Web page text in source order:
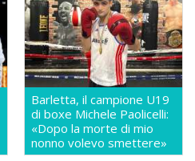
Barletta, il campione U19
di boxe Michele Paolicelli:
«Dopo la morte di mio
nonno volevo smettere»